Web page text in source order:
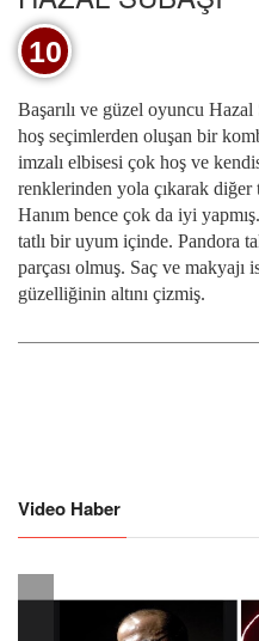
10
Başarılı ve güzel oyuncu
hoş seçimlerden oluşan bir
imzalı elbisesi çok hoş ve
renklerinden yola çıkarak diğer
Hanım bence çok da iyi
tatlı bir uyum içinde. Pandora
parçası olmuş. Saç ve makyajı
güzelliğinin altını çizmiş.
Video Haber